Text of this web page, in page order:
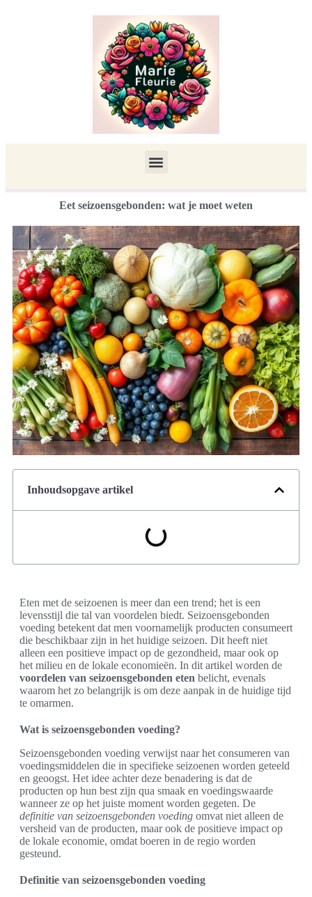
Eet seizoensgebonden: wat je moet weten
Inhoudsopgave artikel
Eten met de seizoenen is meer dan een trend; het is een
levensstijl die tal van voordelen biedt. Seizoensgebonden
voeding betekent dat men voornamelijk producten consumeert
die beschikbaar zijn in het huidige seizoen. Dit heeft niet
alleen een positieve impact op de gezondheid, maar ook op
het milieu en de lokale economieën. In dit artikel worden de
voordelen van seizoensgebonden eten belicht, evenals
waarom het zo belangrijk is om deze aanpak in de huidige tijd
te omarmen.
Wat is seizoensgebonden voeding?
Seizoensgebonden voeding verwijst naar het consumeren van
voedingsmiddelen die in specifieke seizoenen worden geteeld
en geoogst. Het idee achter deze benadering is dat de
producten op hun best zijn qua smaak en voedingswaarde
wanneer ze op het juiste moment worden gegeten. De
definitie van seizoensgebonden voeding omvat niet alleen de
versheid van de producten, maar ook de positieve impact op
de lokale economie, omdat boeren in de regio worden
gesteund.
Definitie van seizoensgebonden voeding